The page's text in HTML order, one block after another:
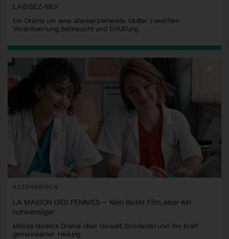
LAISSEZ-MOI
Ein Drama um eine alleinerziehende Mutter zwischen
Verantwortung, Sehnsucht und Erfülllung.
REZENSIONEN
LA MAISON DES FEMMES – Kein lauter Film, aber ein
notwendiger
Mélisa Godets Drama über Gewalt, Solidarität und die Kraft
gemeinsamer Heilung